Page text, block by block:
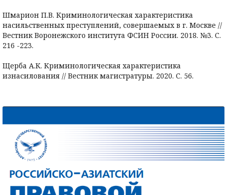
Шмарион П.В. Криминологическая характеристика
насильственных преступлений, совершаемых в г. Москве //
Вестник Воронежского института ФСИН России. 2018. №3. С.
216 -223.
Щерба А.К. Криминологическая характеристика
изнасилования // Вестник магистратуры. 2020. С. 56.